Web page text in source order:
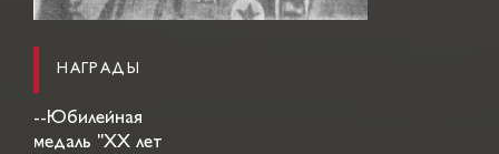
НАГРАДЫ
--Юбилейная
медаль "ХХ лет